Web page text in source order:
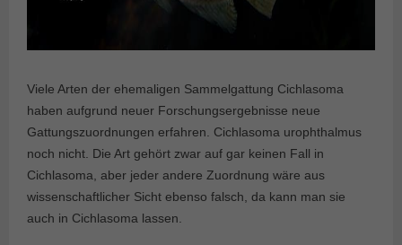
Viele Arten der ehemaligen Sammelgattung Cichlasoma
haben aufgrund neuer Forschungsergebnisse neue
Gattungszuordnungen erfahren. Cichlasoma urophthalmus
noch nicht. Die Art gehört zwar auf gar keinen Fall in
Cichlasoma, aber jeder andere Zuordnung wäre aus
wissenschaftlicher Sicht ebenso falsch, da kann man sie
auch in Cichlasoma lassen.